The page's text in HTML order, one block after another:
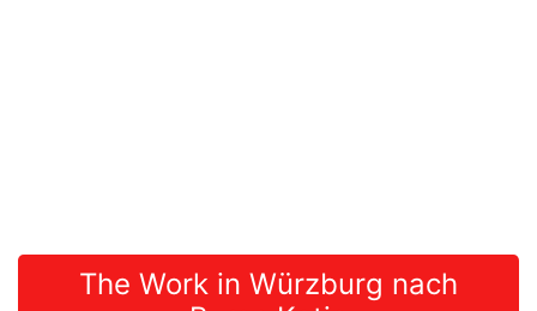
The Work in Würzburg nach